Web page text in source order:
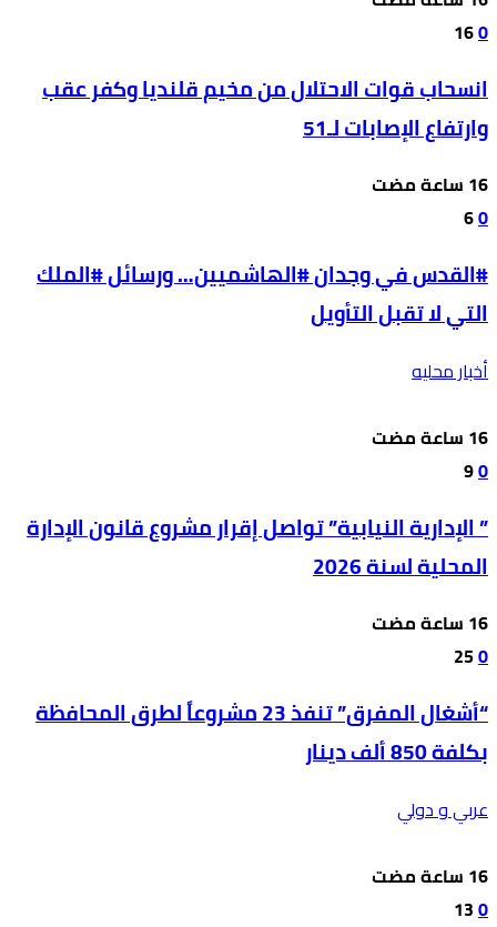
0
16
انسحاب قوات الاحتلال من مخيم قلنديا وكفر عقب
وارتفاع الإصابات لـ51
0
6
#القدس في وجدان #الهاشميين… ورسائل #الملك
التي لا تقبل التأويل
أخبار محليه
0
9
” الإدارية النيابية” تواصل إقرار مشروع قانون الإدارة
المحلية لسنة 2026
0
25
“أشغال المفرق” تنفذ 23 مشروعاً لطرق المحافظة
بكلفة 850 ألف دينار
عربي و دولي
0
13